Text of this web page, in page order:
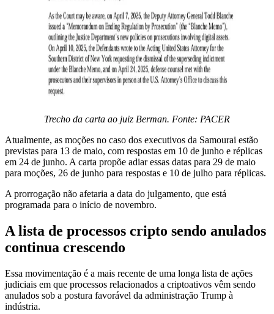
Trecho da carta ao juiz Berman. Fonte: PACER
Atualmente, as moções no caso dos executivos da Samourai estão
previstas para 13 de maio, com respostas em 10 de junho e réplicas
em 24 de junho. A carta propõe adiar essas datas para 29 de maio
para moções, 26 de junho para respostas e 10 de julho para réplicas.
A prorrogação não afetaria a data do julgamento, que está
programada para o início de novembro.
A lista de processos cripto sendo anulados
continua crescendo
Essa movimentação é a mais recente de uma longa lista de ações
judiciais em que processos relacionados a criptoativos vêm sendo
anulados sob a postura favorável da administração Trump à
indústria.